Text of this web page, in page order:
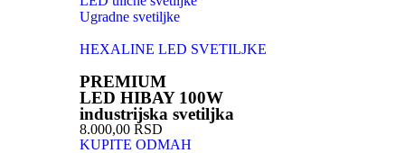
Ugradne svetiljke
HEXALINE LED SVETILJKE
PREMIUM
LED HIBAY 100W
industrijska svetiljka
8.000,00 RSD
KUPITE ODMAH